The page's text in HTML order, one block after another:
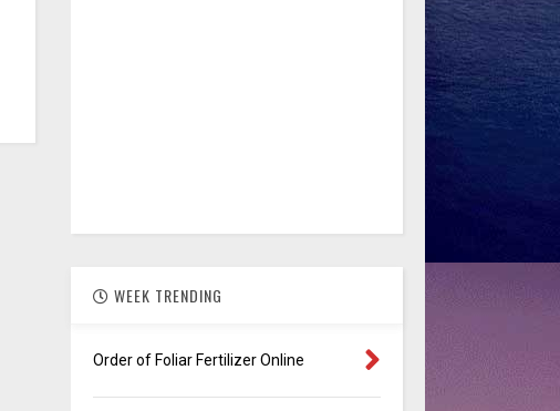
WEEK TRENDING
Order of Foliar Fertilizer Online